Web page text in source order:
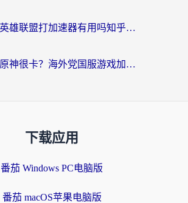
在国外打英雄联盟打加速器有用吗知乎？海外玩家亲测：选对工具比什么都重要
在英国玩原神很卡？海外党国服游戏加速终极指南（附实测有效方案）
下载应用
番茄 Windows PC电脑版
番茄 macOS苹果电脑版